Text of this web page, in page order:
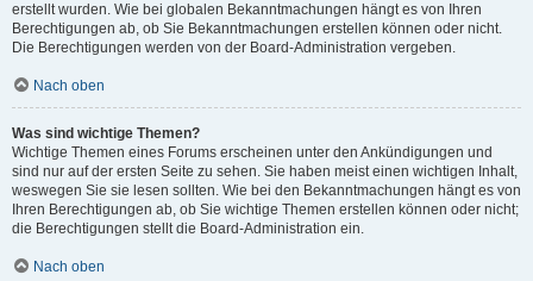
erstellt wurden. Wie bei globalen Bekanntmachungen hängt es von Ihren
Berechtigungen ab, ob Sie Bekanntmachungen erstellen können oder nicht.
Die Berechtigungen werden von der Board-Administration vergeben.
Nach oben
Was sind wichtige Themen?
Wichtige Themen eines Forums erscheinen unter den Ankündigungen und
sind nur auf der ersten Seite zu sehen. Sie haben meist einen wichtigen Inhalt,
weswegen Sie sie lesen sollten. Wie bei den Bekanntmachungen hängt es von
Ihren Berechtigungen ab, ob Sie wichtige Themen erstellen können oder nicht;
die Berechtigungen stellt die Board-Administration ein.
Nach oben